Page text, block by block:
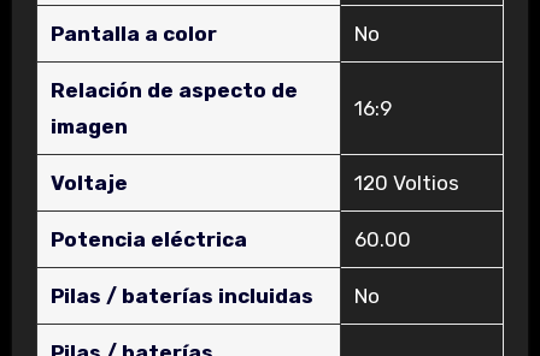
Pantalla a color ‎No
Relación de aspecto de
imagen
‎16:9
Voltaje ‎120 Voltios
Potencia eléctrica ‎60.00
Pilas / baterías incluidas ‎No